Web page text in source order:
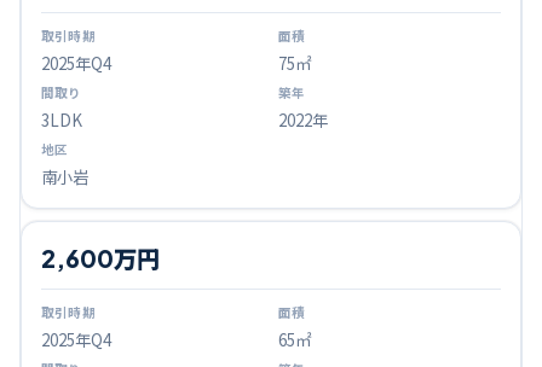
2025年Q4 75㎡
3LDK 2022年
南小岩
2025年Q4
2,600万円
65㎡